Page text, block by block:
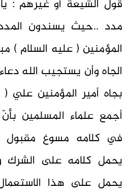
قول الشيعة أو غيرهم :
مدد ..حيث يسندون المدد
المؤمنين ( عليه السلام )
الجاه وأن يستجيب الله
بجاه أمير المؤمنين علي
أجمع علماء المسلمين
في كلامه مسوغ مقبول
يحمل كلامه على الشرك
يحمل على هذا